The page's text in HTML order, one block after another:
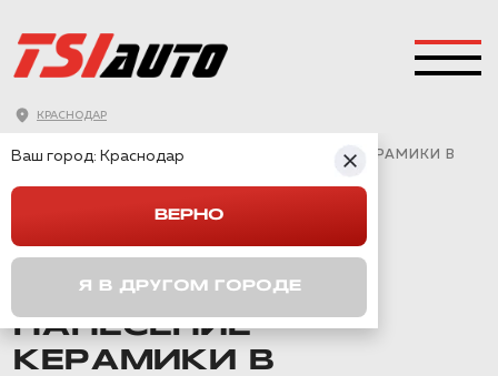
КРАСНОДАР
TOYOTA CAMRY ПОЛИРОВКА И НАНЕСЕНИЕ КЕРАМИКИ В
TOYOTA CAMRY
ПОЛИРОВКА И
НАНЕСЕНИЕ
КЕРАМИКИ В
Ваш город: Краснодар
ВЕРНО
Я В ДРУГОМ ГОРОДЕ